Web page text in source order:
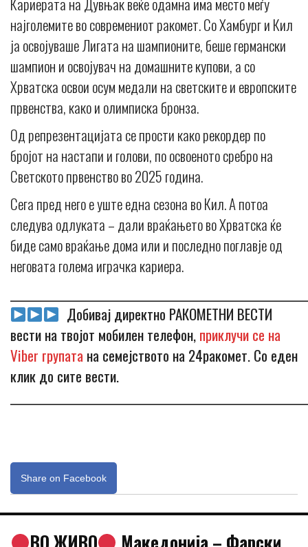
најголемите во современиот ракомет. Со Хамбург и Кил
ја освојуваше Лигата на шампионите, беше германски
шампион и освојувач на домашните купови, а со
Хрватска освои осум медали на светските и европските
првенства, како и олимписка бронза.
Од репрезентацијата се прости како рекордер по
бројот на настапи и голови, по освоеното сребро на
Светското првенство во 2025 година.
Сега пред него е уште една сезона во Кил. А потоа
следува одлуката – дали враќањето во Хрватска ќе
биде само враќање дома или и последно поглавје од
неговата голема играчка кариера.
Добивај директно РАКОМЕТНИ ВЕСТИ
вести на твојот мобилен телефон,приклучи се на
Viber групата на семејството на 24ракомет. Со еден
клик до сите вести.
Share on Facebook
ВО ЖИВО Македонија – Фарски